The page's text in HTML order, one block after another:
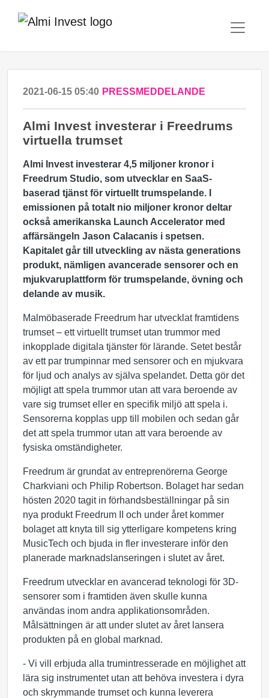
2021-06-15 05:40 PRESSMEDDELANDE
Almi Invest investerar i Freedrums
virtuella trumset
Almi Invest investerar 4,5 miljoner kronor i
Freedrum Studio, som utvecklar en SaaS-
baserad tjänst för virtuellt trumspelande. I
emissionen på totalt nio miljoner kronor deltar
också amerikanska Launch Accelerator med
affärsängeln Jason Calacanis i spetsen.
Kapitalet går till utveckling av nästa generations
produkt, nämligen avancerade sensorer och en
mjukvaruplattform för trumspelande, övning och
delande av musik.
Malmöbaserade Freedrum har utvecklat framtidens
trumset – ett virtuellt trumset utan trummor med
inkopplade digitala tjänster för lärande. Setet består
av ett par trumpinnar med sensorer och en mjukvara
för ljud och analys av själva spelandet. Detta gör det
möjligt att spela trummor utan att vara beroende av
vare sig trumset eller en specifik miljö att spela i.
Sensorerna kopplas upp till mobilen och sedan går
det att spela trummor utan att vara beroende av
fysiska omständigheter.
Freedrum är grundat av entreprenörerna George
Charkviani och Philip Robertson. Bolaget har sedan
hösten 2020 tagit in förhandsbeställningar på sin
nya produkt Freedrum II och under året kommer
bolaget att knyta till sig ytterligare kompetens kring
MusicTech och bjuda in fler investerare inför den
planerade marknadslanseringen i slutet av året.
Freedrum utvecklar en avancerad teknologi för 3D-
sensorer som i framtiden även skulle kunna
användas inom andra applikationsområden.
Målsättningen är att under slutet av året lansera
produkten på en global marknad.
- Vi vill erbjuda alla trumintresserade en möjlighet att
lära sig instrumentet utan att behöva investera i dyra
och skrymmande trumset och kunna leverera